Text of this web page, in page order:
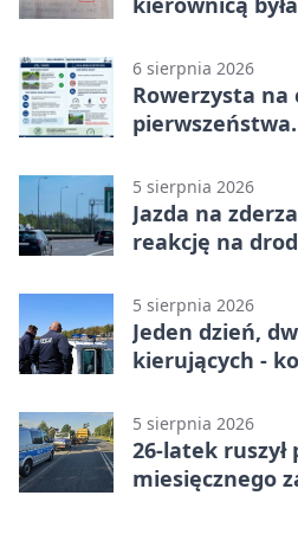
6 sierpnia 2026
Rowerzysta
5 sierpnia 2026
Jazda na
reakcję na
5 sierpnia 2026
Jeden dzień,
kierujących -
5 sierpnia 2026
26-latek ruszył
miesięcznego